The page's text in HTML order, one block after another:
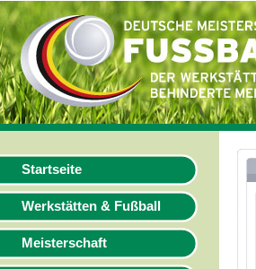
Startseite
Werkstätten & Fußball
Meisterschaft